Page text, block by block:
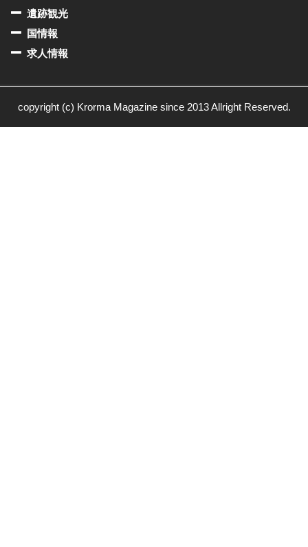
遺跡観光
国情報
求人情報
copyright (c) Krorma Magazine since 2013 Allright Reserved.